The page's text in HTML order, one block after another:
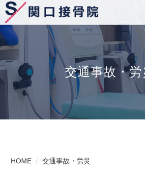
交通事故・労
HOME 交通事故・労災